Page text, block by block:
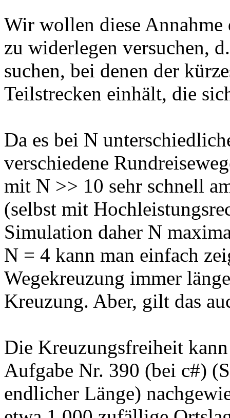
Wir wollen diese
zu widerlegen versuchen,
suchen, bei denen der
Teilstrecken einhält, die
Da es bei N
verschiedene
mit N >> 10 sehr schnell
(selbst mit
Simulation daher N
N = 4 kann man einfach
Wegekreuzung immer
Kreuzung. Aber, gilt das
Die Kreuzungsfreiheit
Aufgabe Nr. 390 (bei c#)
endlicher Länge)